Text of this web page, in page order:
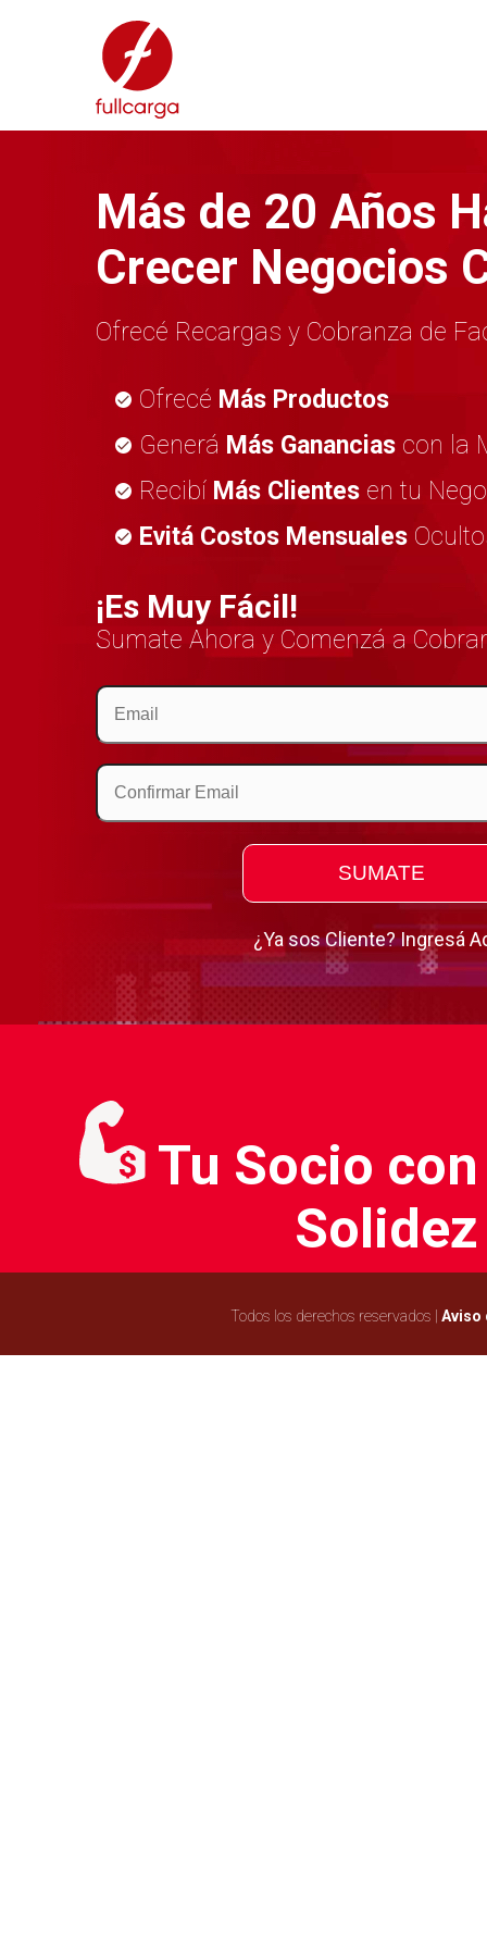
Más de 20 Años
Crecer Negocios
Ofrecé Recargas y Cobranza de
Ofrecé Más Productos
Generá Más Ganancias con la
Recibí Más Clientes en tu
Evitá Costos Mensuales
¡Es Muy Fácil!
Sumate Ahora y Comenzá a
¿Ya sos Cliente? Ingresá
Tu Socio con
Solidez
Todos los derechos reservados | Aviso